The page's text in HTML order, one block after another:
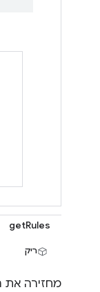
getRules
ריק
מחזירה את